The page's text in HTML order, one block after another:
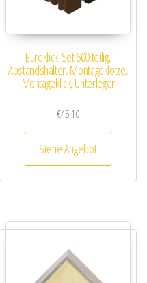
Euroklick-Set 600 teilig,
Abstandshalter, Montageklötze,
Montageklick, Unterleger
€45.10
Siehe Angebot